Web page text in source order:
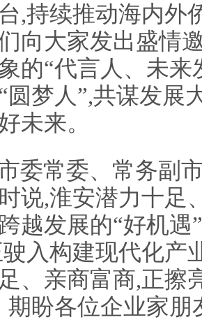
,持续推动海内外
向大家发出盛情
的“代言人、未来
圆梦人”,共谋发展
未来。
委常委、常务副
说,淮安潜力十足
越发展的“好机
入构建现代化产
、亲商富商,正擦
期盼各位企业家